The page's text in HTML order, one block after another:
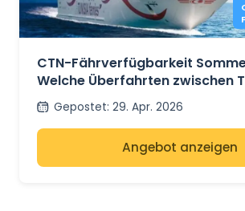
CTN-Fährverfügbarkeit
Welche Überfahrten zwischen
Frankreich und Italien haben
Plätze?
Gepostet: 29. Apr. 2026
Angebot anzeigen